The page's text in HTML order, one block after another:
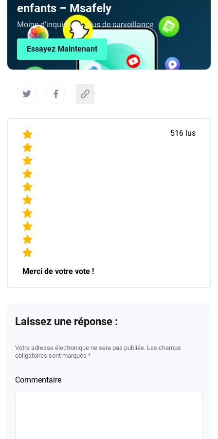
enfants – Msafely
Moins d'inquiétude, plus de surveillance
Essayez Maintenant
516 lus
Merci de votre vote !
Laissez une réponse :
Votre adresse électronique ne sera pas publiée. Les champs
obligatoires sont marqués *
Commentaire